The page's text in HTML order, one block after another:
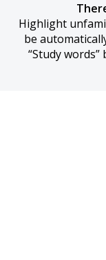
Highlight
be
“Study